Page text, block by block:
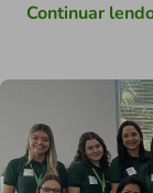
Continuar